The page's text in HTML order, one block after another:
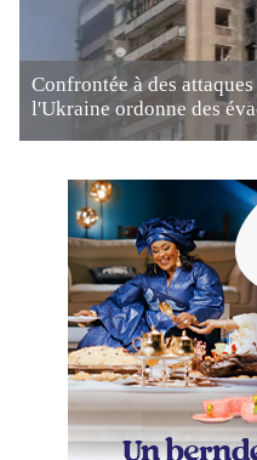
Confrontée à des
l'Ukraine ordonne des